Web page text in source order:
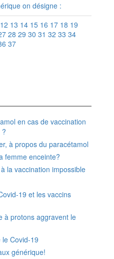
on désigne :
12 13 14 15 16 17 18 19
28 29 30 31 32 33 34
37
en cas de vaccination
à propos du paracétamol
femme enceinte?
la vaccination impossible
19 et les vaccins
à protons aggravent le
Covid-19
générique!